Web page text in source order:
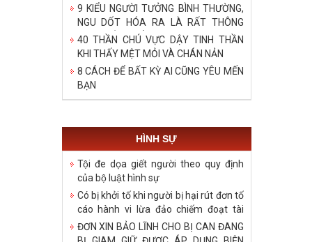
9 KIỂU NGƯỜI TƯỞNG BÌNH THƯỜNG,
NGU DỐT HÓA RA LÀ RẤT THÔNG
MINH, ĐÁNG ĐỂ HỌC TẬP
40 THẦN CHÚ VỰC DẬY TINH THẦN
KHI THẤY MỆT MỎI VÀ CHÁN NẢN
8 CÁCH ĐỂ BẤT KỲ AI CŨNG YÊU MẾN
BẠN
HÌNH SỰ
Tội đe dọa giết người theo quy định
của bộ luật hình sự
Có bị khởi tố khi người bị hại rút đơn tố
cáo hành vi lừa đảo chiếm đoạt tài
sản?
ĐƠN XIN BẢO LĨNH CHO BỊ CAN ĐANG